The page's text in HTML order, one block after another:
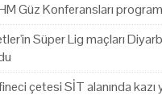
Güz Konferansları
Süper Lig maçları
çetesi SİT alanında kazı